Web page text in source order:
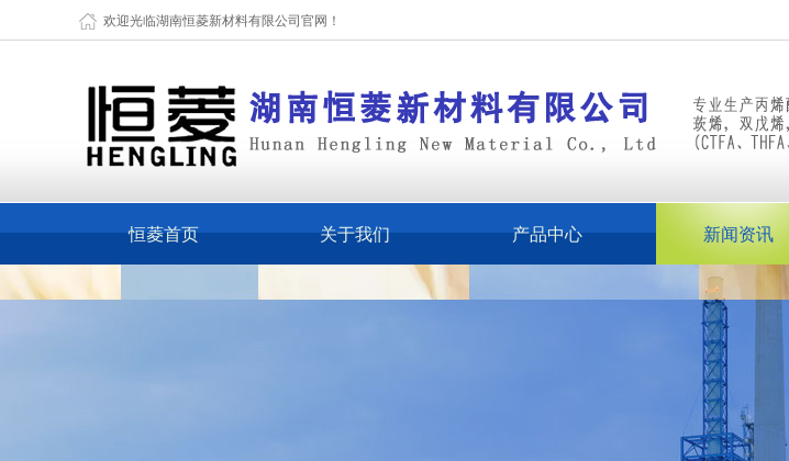
欢迎光临湖南恒菱新材料有限公司官网！
恒菱首页 关于我们 产品中心 新闻资讯